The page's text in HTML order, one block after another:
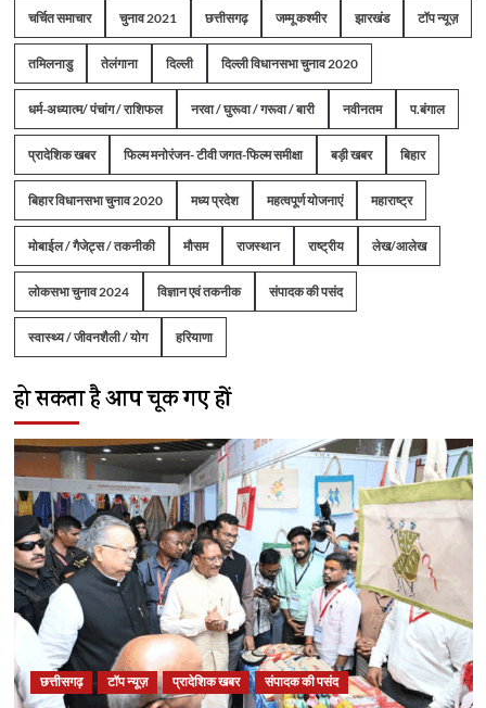
चर्चित समाचार चुनाव 2021 छत्तीसगढ़ जम्मू कश्मीर झारखंड टॉप न्यूज़
तमिलनाडु तेलंगाना दिल्ली दिल्ली विधानसभा चुनाव 2020
धर्म-अध्यात्म/ पंचांग / राशिफल नरवा / घुरूवा / गरूवा / बारी नवीनतम प.बंगाल
प्रादेशिक खबर फिल्म मनोरंजन- टीवी जगत-फिल्म समीक्षा बड़ी खबर बिहार
बिहार विधानसभा चुनाव 2020 मध्य प्रदेश महत्वपूर्ण योजनाएं महाराष्ट्र
मोबाईल / गैजेट्स / तकनीकी मौसम राजस्थान राष्ट्रीय लेख/आलेख
लोकसभा चुनाव 2024 विज्ञान एवं तकनीक संपादक की पसंद
स्वास्थ्य / जीवनशैली / योग हरियाणा
हो सकता है आप चूक गए हों
छत्तीसगढ़ टॉप न्यूज़ प्रादेशिक खबर संपादक की पसंद